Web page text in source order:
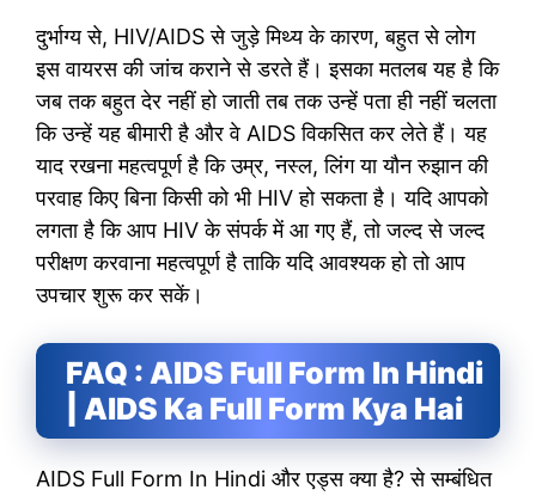
दुर्भाग्य से, HIV/AIDS से जुड़े मिथ्य के कारण, बहुत से लोग
इस वायरस की जांच कराने से डरते हैं। इसका मतलब यह है कि
जब तक बहुत देर नहीं हो जाती तब तक उन्हें पता ही नहीं चलता
कि उन्हें यह बीमारी है और वे AIDS विकसित कर लेते हैं। यह
याद रखना महत्वपूर्ण है कि उम्र, नस्ल, लिंग या यौन रुझान की
परवाह किए बिना किसी को भी HIV हो सकता है। यदि आपको
लगता है कि आप HIV के संपर्क में आ गए हैं, तो जल्द से जल्द
परीक्षण करवाना महत्वपूर्ण है ताकि यदि आवश्यक हो तो आप
उपचार शुरू कर सकें।
FAQ : AIDS Full Form In Hindi
| AIDS Ka Full Form Kya Hai
AIDS Full Form In Hindi और एड्स क्या है? से सम्बंधित